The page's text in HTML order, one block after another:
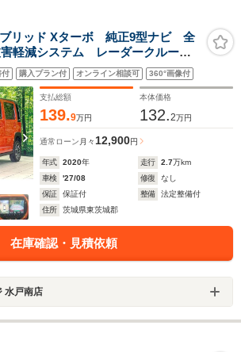
リッド Xターボ 純正9型ナビ 全
軽減システム レーダークルー
コーナーセンサー スマートキ
純正15インチアルミ オートエ
付 購入プラン付 オンライン相談可 360°画像付
支払総額
139.9万円
本体価格
132.2万円
通常ローン 月々 12,900円
年式 2020年 走行 2.7万km
車検
'27/08 修復
なし
保証
保証付 整備
法定整備付
住所
茨城県東茨城郡
在庫確認・見積依頼
水戸南店